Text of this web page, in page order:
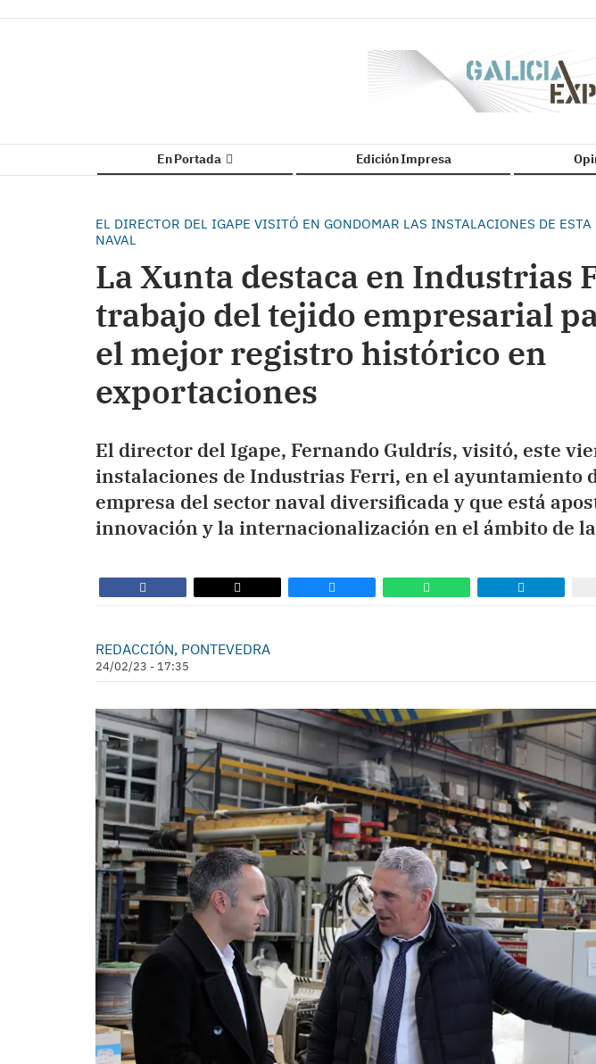
En Portada Edición Impresa
EL DIRECTOR DEL IGAPE VISITÓ EN GONDOMAR LAS INSTALACIONES DE ESTA
NAVAL
La Xunta destaca en Industrias
trabajo del tejido empresarial
el mejor registro histórico en
exportaciones
El director del Igape, Fernando Guldrís, visitó, este
instalaciones de Industrias Ferri, en el ayuntamiento
empresa del sector naval diversificada y que está
innovación y la internacionalización en el ámbito de
REDACCIÓN, PONTEVEDRA
24/02/23 - 17:35